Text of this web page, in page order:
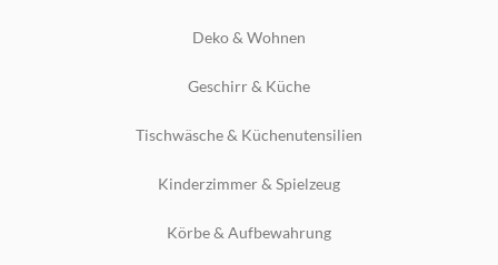
Deko & Wohnen
Geschirr & Küche
Tischwäsche & Küchenutensilien
Kinderzimmer & Spielzeug
Körbe & Aufbewahrung